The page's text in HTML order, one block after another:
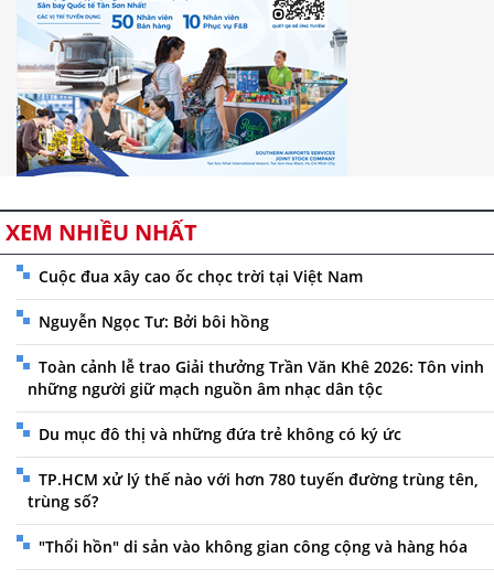
XEM NHIỀU NHẤT
Cuộc đua xây cao ốc chọc trời tại Việt Nam
Nguyễn Ngọc Tư: Bởi bôi hồng
Toàn cảnh lễ trao Giải thưởng Trần Văn Khê 2026: Tôn vinh
những người giữ mạch nguồn âm nhạc dân tộc
Du mục đô thị và những đứa trẻ không có ký ức
TP.HCM xử lý thế nào với hơn 780 tuyến đường trùng tên,
trùng số?
"Thổi hồn" di sản vào không gian công cộng và hàng hóa